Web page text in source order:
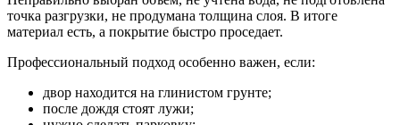
точка разгрузки, не продумана толщина слоя. В итоге
материал есть, а покрытие быстро проседает.
Профессиональный подход особенно важен, если:
двор находится на глинистом грунте;
после дождя стоят лужи;